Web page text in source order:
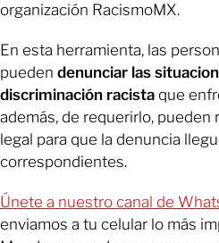
organización RacismoMX.
En esta herramienta, las
pueden denunciar las
discriminación racista que
además, de requerirlo,
legal para que la denuncia
correspondientes.
Únete a nuestro canal de
enviamos a tu celular lo más